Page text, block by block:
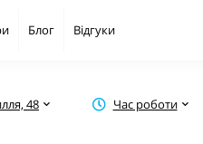
Блог Відгуки
48 Час роботи